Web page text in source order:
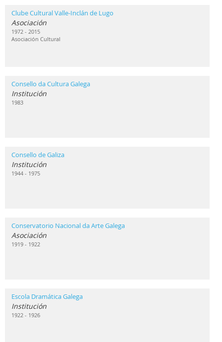
Clube Cultural Valle-Inclán de Lugo
Asociación
1972 - 2015
Asociación Cultural
Consello da Cultura Galega
Institución
1983
Consello de Galiza
Institución
1944 - 1975
Conservatorio Nacional da Arte Galega
Asociación
1919 - 1922
Escola Dramática Galega
Institución
1922 - 1926